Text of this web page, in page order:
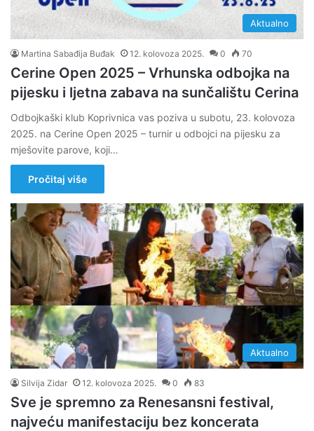
Aktualno
Martina Sabađija Buđak 12. kolovoza 2025. 0 70
Cerine Open 2025 – Vrhunska odbojka na
pijesku i ljetna zabava na sunčalištu Cerina
Odbojkaški klub Koprivnica vas poziva u subotu, 23. kolovoza
2025. na Cerine Open 2025 – turnir u odbojci na pijesku za
mješovite parove, koji…
Pročitaj više
Aktualno
Silvija Zidar 12. kolovoza 2025. 0 83
Sve je spremno za Renesansni festival,
najveću manifestaciju bez koncerata